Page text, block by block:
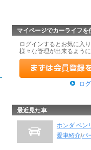
マイページでカーライフを
ログインするとお気に入
様々な管理が出来るよう
ロ
最近見た車
ホンダ ベン
愛車紹介/パ